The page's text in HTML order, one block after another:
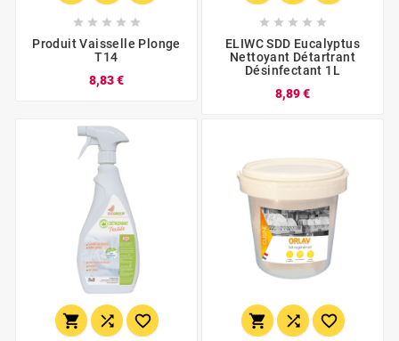
    
Produit Vaisselle Plonge
T14
8,83 €
    
ELIWC SDD Eucalyptus
Nettoyant Détartrant
Désinfectant 1L
8,89 €
     